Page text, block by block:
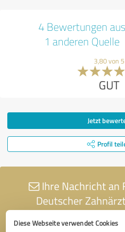
Diese Webseite verwendet Cookies
4 Bewertungen aus
1 anderen Quelle
3,80 von 5
GUT
Jetzt
Profil
Ihre Nachricht an
Deutscher